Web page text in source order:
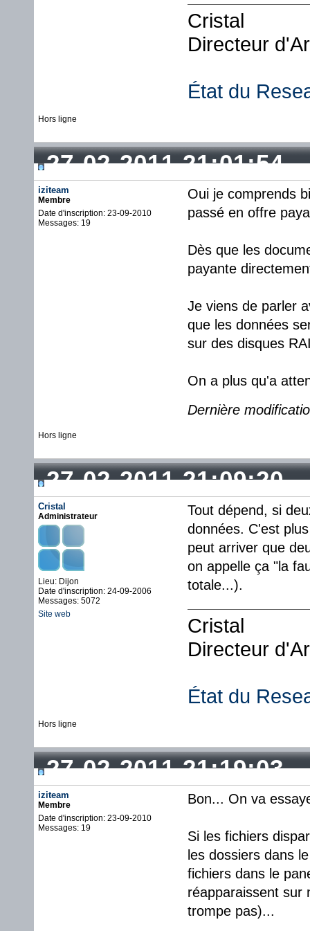
Cristal
Directeur
État du
Hors ligne
27-02-2011 21:01:54
iziteam
Membre
Date d'inscription: 23-09-2010
Messages: 19
Oui je comprends
passé en offre
Dès que les
payante
Je viens de parler
que les données
sur des disques
On a plus qu'a
Dernière
Hors ligne
27-02-2011 21:09:20
Cristal
Administrateur
Lieu: Dijon
Date d'inscription: 24-09-2006
Messages: 5072
Site web
Tout dépend, si
données. C'est
peut arriver que
on appelle ça "la
totale...).
Cristal
Directeur
État du
Hors ligne
27-02-2011 21:19:03
iziteam
Membre
Date d'inscription: 23-09-2010
Messages: 19
Bon... On va
Si les fichiers
les dossiers dans
fichiers dans le
réapparaissent sur
trompe pas)...